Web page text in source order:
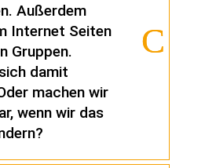
Außerdem
Internet Seiten
Gruppen.
damit
machen wir
wenn wir das